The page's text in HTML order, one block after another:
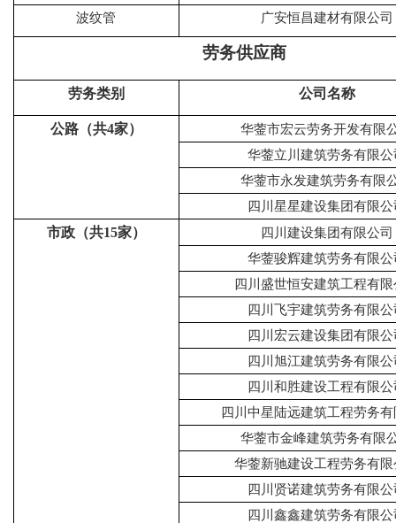
波纹管
广安恒昌建材有限公司
劳务供应商
劳务类别 公司名称
公路（共4家）
华蓥市宏云劳务开发有限
华蓥立川建筑劳务有限公
华蓥市永发建筑劳务有限
四川星星建设集团有限公
市政（共15家）
四川建设集团有限公司
华蓥骏辉建筑劳务有限公
四川盛世恒安建筑工程有
四川飞宇建筑劳务有限公
四川宏云建设集团有限公
四川旭江建筑劳务有限公
四川和胜建设工程有限公
四川中星陆远建筑工程劳务
华蓥市金峰建筑劳务有限
华蓥新驰建设工程劳务有限
四川贤诺建筑劳务有限公
四川鑫鑫建筑劳务有限公